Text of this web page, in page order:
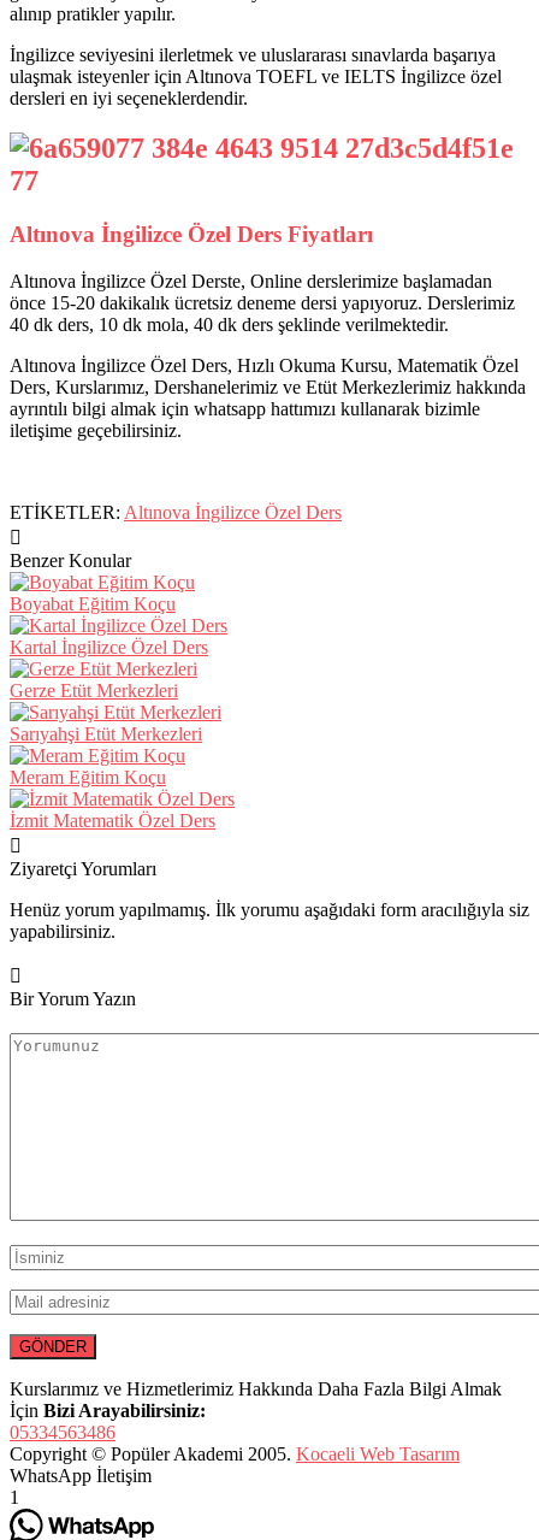
alınıp pratikler yapılır.
İngilizce seviyesini ilerletmek ve uluslararası sınavlarda başarıya
ulaşmak isteyenler için Altınova TOEFL ve IELTS İngilizce özel
dersleri en iyi seçeneklerdendir.
Altınova İngilizce Özel Ders Fiyatları
Altınova İngilizce Özel Derste, Online derslerimize başlamadan
önce 15-20 dakikalık ücretsiz deneme dersi yapıyoruz. Derslerimiz
40 dk ders, 10 dk mola, 40 dk ders şeklinde verilmektedir.
Altınova İngilizce Özel Ders, Hızlı Okuma Kursu, Matematik Özel
Ders, Kurslarımız, Dershanelerimiz ve Etüt Merkezlerimiz hakkında
ayrıntılı bilgi almak için whatsapp hattımızı kullanarak bizimle
iletişime geçebilirsiniz.
ETİKETLER: Altınova İngilizce Özel Ders
Benzer Konular
Boyabat Eğitim Koçu
Kartal İngilizce Özel Ders
Gerze Etüt Merkezleri
Sarıyahşi Etüt Merkezleri
Meram Eğitim Koçu
İzmit Matematik Özel Ders
Ziyaretçi Yorumları
Henüz yorum yapılmamış. İlk yorumu aşağıdaki form aracılığıyla siz
yapabilirsiniz.
Bir Yorum Yazın
Kurslarımız ve Hizmetlerimiz Hakkında Daha Fazla Bilgi Almak
İçin Bizi Arayabilirsiniz:
05334563486
Copyright © Popüler Akademi 2005. Kocaeli Web Tasarım
WhatsApp İletişim
1